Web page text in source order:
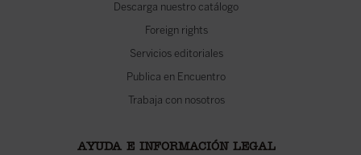
Descarga nuestro catálogo
Foreign rights
Servicios editoriales
Publica en Encuentro
Trabaja con nosotros
AYUDA E INFORMACIÓN LEGAL